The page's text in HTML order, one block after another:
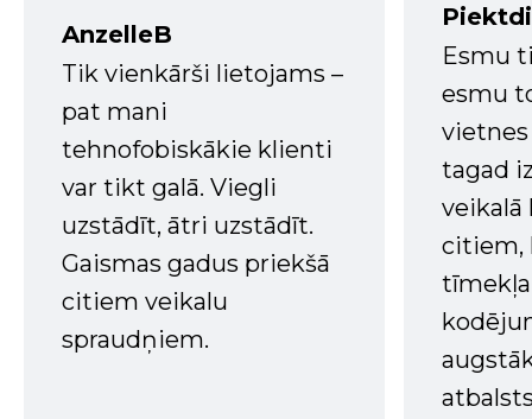
AnzelleB
Tik vienkārši lietojams –
pat mani
tehnofobiskākie klienti
var tikt galā. Viegli
uzstādīt, ātri uzstādīt.
Gaismas gadus priekšā
citiem veikalu
spraudņiem.
Esmu
esmu
tagad
veikalā
citiem,
tīmekļa